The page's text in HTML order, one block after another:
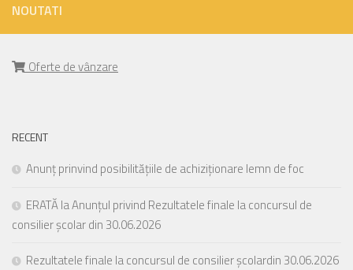
NOUTATI
Oferte de vânzare
RECENT
Anunț prinvind posibilitățiile de achiziționare lemn de foc
ERATĂ la Anunțul privind Rezultatele finale la concursul de
consilier școlar din 30.06.2026
Rezultatele finale la concursul de consilier școlardin 30.06.2026